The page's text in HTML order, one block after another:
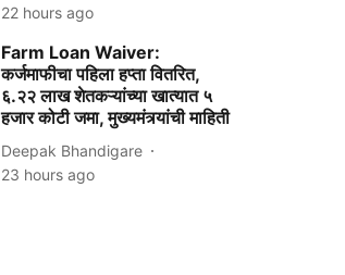
22 hours ago
Farm Loan Waiver:
कर्जमाफीचा पहिला हप्ता वितरित,
६.२२ लाख शेतकऱ्यांच्या खात्यात ५
हजार कोटी जमा, मुख्यमंत्र्यांची माहिती
Deepak Bhandigare
23 hours ago